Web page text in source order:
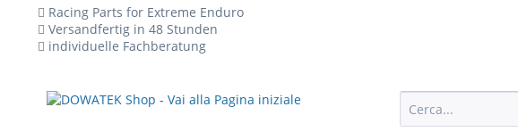
Racing Parts for Extreme Enduro
Versandfertig in 48 Stunden
individuelle Fachberatung